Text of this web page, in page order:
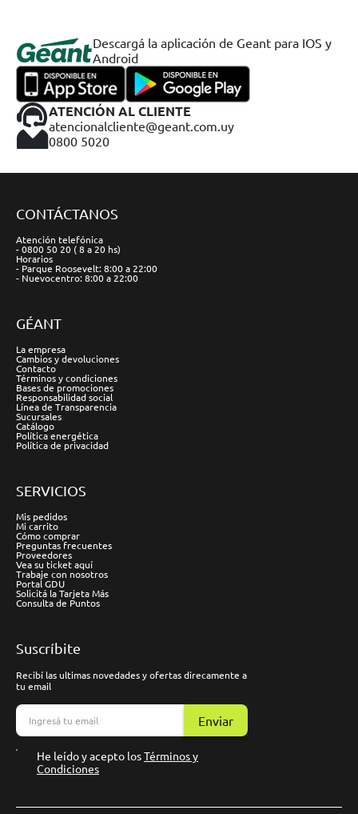
Descargá la aplicación de Geant para IOS y
Android
ATENCIÓN AL CLIENTE
atencionalcliente@geant.com.uy
0800 5020
CONTÁCTANOS
Atención telefónica
- 0800 50 20 ( 8 a 20 hs)
Horarios
- Parque Roosevelt: 8:00 a 22:00
- Nuevocentro: 8:00 a 22:00
GÉANT
La empresa
Cambios y devoluciones
Contacto
Términos y condiciones
Bases de promociones
Responsabilidad social
Línea de Transparencia
Sucursales
Catálogo
Política energética
Política de privacidad
SERVICIOS
Mis pedidos
Mi carrito
Cómo comprar
Preguntas frecuentes
Proveedores
Vea su ticket aquí
Trabaje con nosotros
Portal GDU
Solicitá la Tarjeta Más
Consulta de Puntos
Suscríbite
Recibí las ultimas novedades y ofertas direcamente a
tu email
Enviar
He leído y acepto losTérminos y
Condiciones